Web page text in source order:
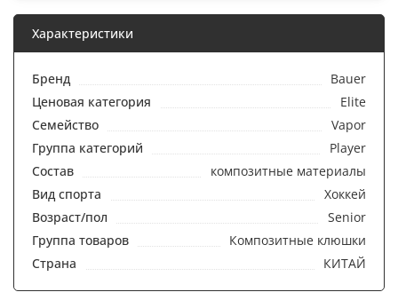
Характеристики
Бренд
Bauer
Ценовая категория
Elite
Семейство
Vapor
Группа категорий
Player
Состав
композитные материалы
Вид спорта
Хоккей
Возраст/пол
Senior
Группа товаров
Композитные клюшки
Страна
КИТАЙ